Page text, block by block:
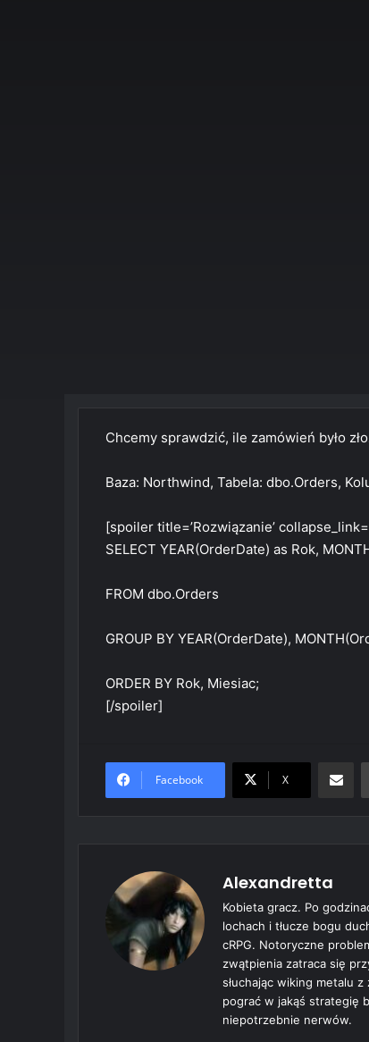
Chcemy sprawdzić, ile zamówień było
Baza: Northwind, Tabela: dbo.Orders,
[spoiler title=’Rozwiązanie’
SELECT YEAR(OrderDate) as Rok,
FROM dbo.Orders
GROUP BY YEAR(OrderDate),
ORDER BY Rok, Miesiac;
[/spoiler]
Facebook X
Alexandretta
Kobieta gracz. Po
lochach i tłucze bogu
cRPG. Notoryczne
zwątpienia zatraca się
słuchając wiking metalu
pograć w jakąś strategię
niepotrzebnie nerwów.